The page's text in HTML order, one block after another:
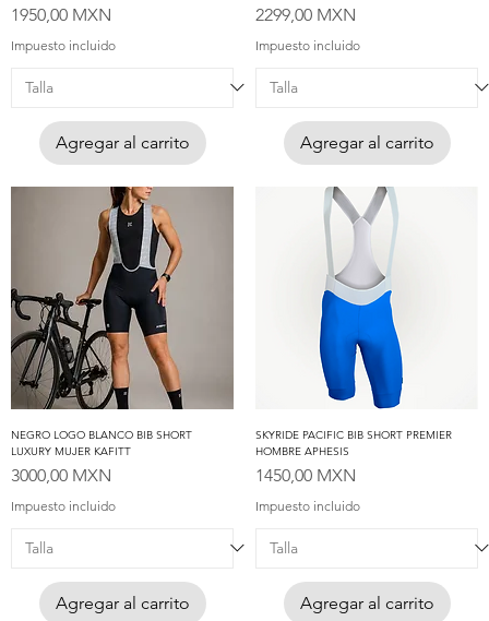
Precio
1950,00 MXN
Impuesto incluido
Agregar al carrito
Precio
2299,00 MXN
Impuesto incluido
Agregar al carrito
NEGRO LOGO BLANCO BIB SHORT
LUXURY MUJER KAFITT
Precio
3000,00 MXN
Impuesto incluido
Agregar al carrito
SKYRIDE PACIFIC BIB SHORT PREMIER
HOMBRE APHESIS
Precio
1450,00 MXN
Impuesto incluido
Agregar al carrito